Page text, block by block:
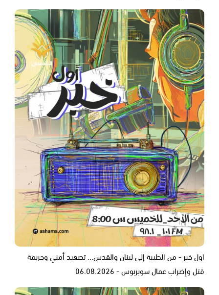
اول خبر - من الطيبة إلى لبنان والقدس... تصعيد أمني وجريمة
قتل وإضراب عمال سوبربوس - 06.08.2026